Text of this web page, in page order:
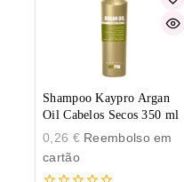
Shampoo Kaypro Argan
Oil Cabelos Secos 350 ml
0,26 €Reembolso em
cartão